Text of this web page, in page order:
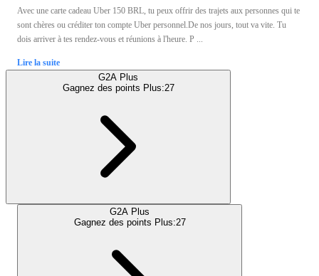
Avec une carte cadeau Uber 150 BRL, tu peux offrir des trajets aux personnes qui te
sont chères ou créditer ton compte Uber personnel.De nos jours, tout va vite. Tu
dois arriver à tes rendez-vous et réunions à l'heure. P ...
Lire la suite
G2A Plus
Gagnez des points Plus:27
G2A Plus
Gagnez des points Plus:27